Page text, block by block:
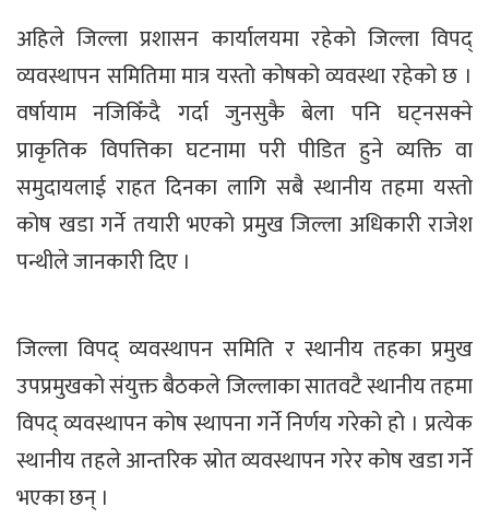
अहिले जिल्ला प्रशासन कार्यालयमा रहेको जिल्ला विपद्
व्यवस्थापन समितिमा मात्र यस्तो कोषको व्यवस्था रहेको छ ।
वर्षायाम नजिकिँदै गर्दा जुनसुकै बेला पनि घट्नसक्ने
प्राकृतिक विपत्तिका घटनामा परी पीडित हुने व्यक्ति वा
समुदायलाई राहत दिनका लागि सबै स्थानीय तहमा यस्तो
कोष खडा गर्ने तयारी भएको प्रमुख जिल्ला अधिकारी राजेश
पन्थीले जानकारी दिए ।
जिल्ला विपद् व्यवस्थापन समिति र स्थानीय तहका प्रमुख
उपप्रमुखको संयुक्त बैठकले जिल्लाका सातवटै स्थानीय तहमा
विपद् व्यवस्थापन कोष स्थापना गर्ने निर्णय गरेको हो । प्रत्येक
स्थानीय तहले आन्तरिक स्रोत व्यवस्थापन गरेर कोष खडा गर्ने
भएका छन् ।